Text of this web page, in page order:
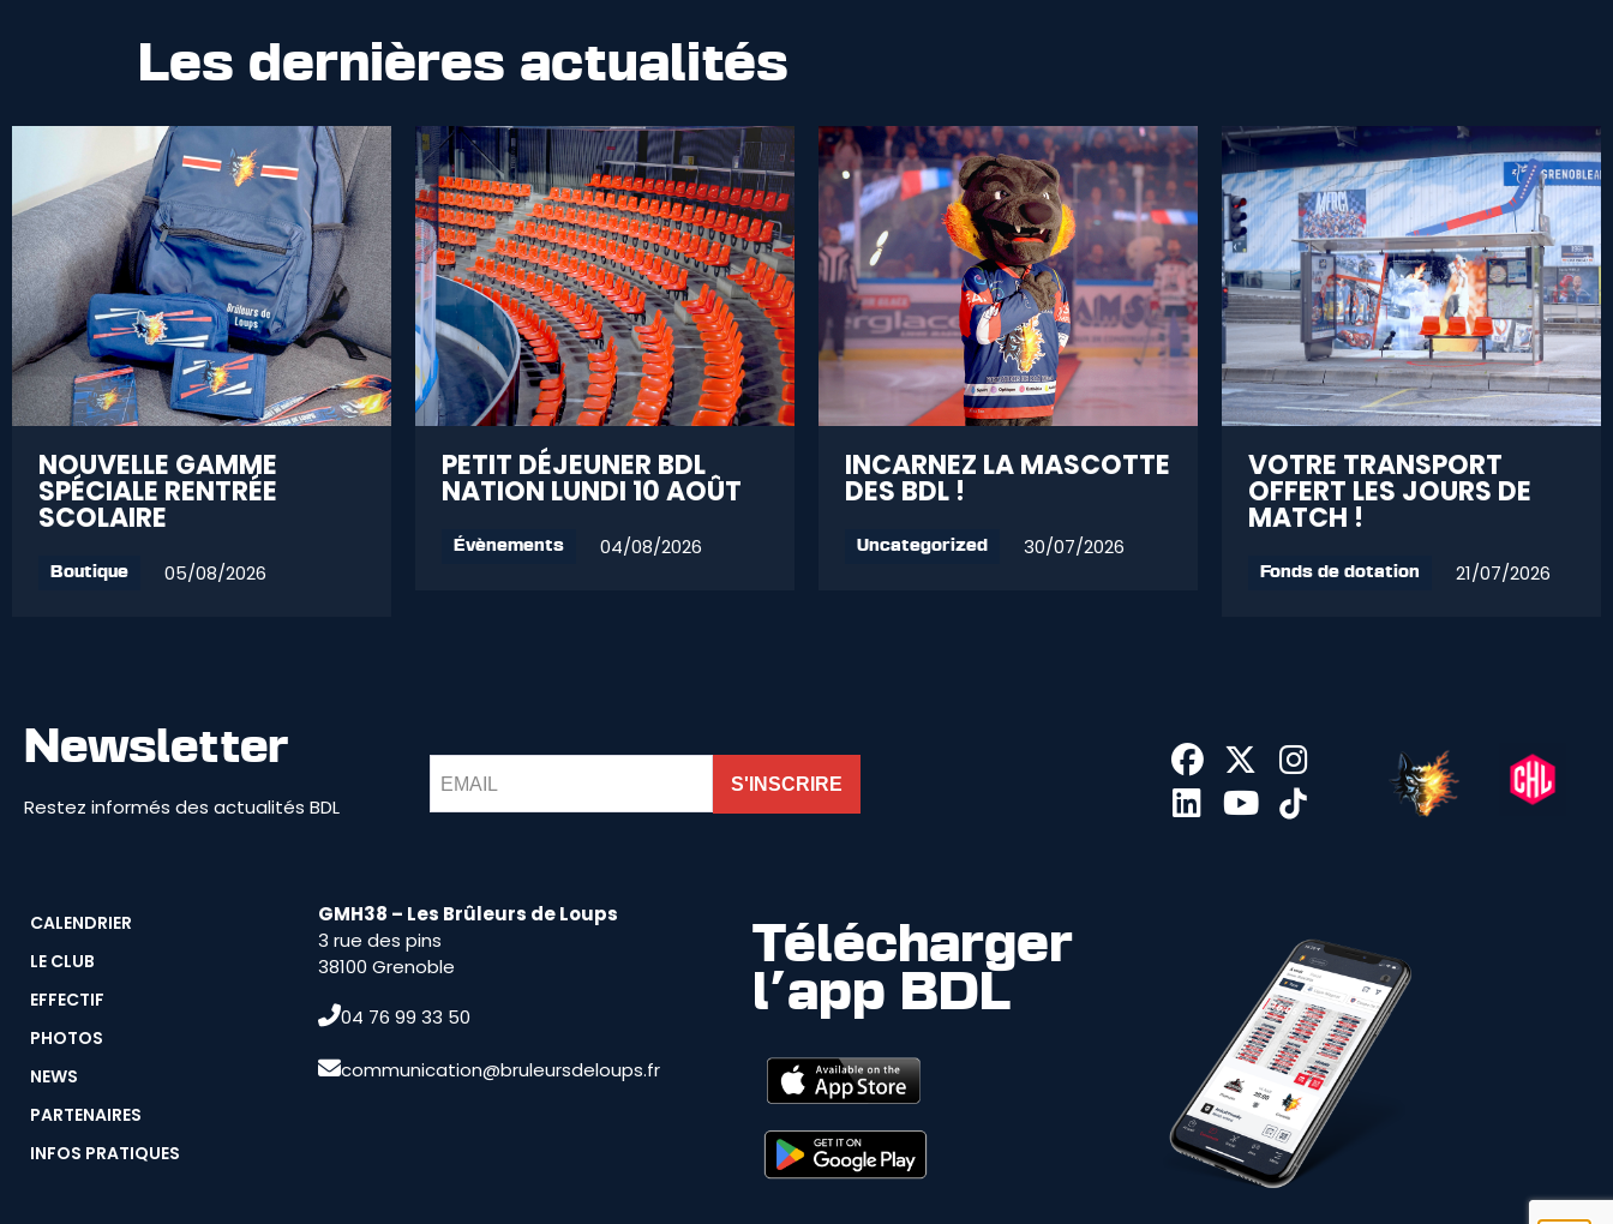
Les dernières actualités
NOUVELLE GAMME
SPÉCIALE RENTRÉE
SCOLAIRE
Boutique 05/08/2026
PETIT DÉJEUNER BDL
NATION LUNDI 10 AOÛT
Évènements 04/08/2026
INCARNEZ LA MASCOTTE
DES BDL !
Uncategorized 30/07/2026
VOTRE TRANSPORT
OFFERT LES JOURS DE
MATCH !
Fonds de dotation 21/07/2026
Newsletter
Restez informés des actualités BDL
S'INSCRIRE
CALENDRIER
LE CLUB
EFFECTIF
PHOTOS
NEWS
PARTENAIRES
INFOS PRATIQUES
GMH38 – Les Brûleurs de Loups
3 rue des pins
38100 Grenoble
04 76 99 33 50
communication@bruleursdeloups.fr
Télécharger
l'app BDL